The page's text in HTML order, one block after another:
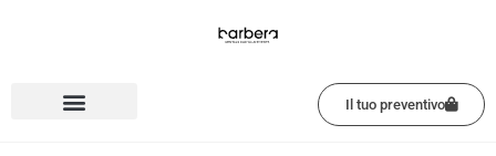
Il tuo preventivo